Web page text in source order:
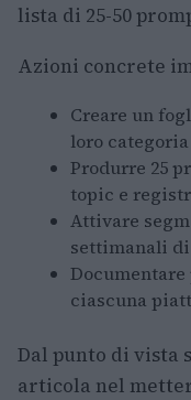
lista di 25-50
Azioni concrete
Creare un
loro
Produrre 25
topic e
Attivare
settimanali
ciascuna
Dal punto di vista
articola nel